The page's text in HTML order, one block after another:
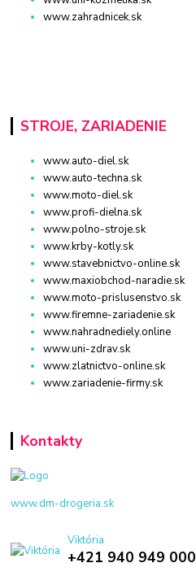
www.zahradnicek.sk
STROJE, ZARIADENIE
www.auto-diel.sk
www.auto-techna.sk
www.moto-diel.sk
www.profi-dielna.sk
www.polno-stroje.sk
www.krby-kotly.sk
www.stavebnictvo-online.sk
www.maxiobchod-naradie.sk
www.moto-prislusenstvo.sk
www.firemne-zariadenie.sk
www.nahradnediely.online
www.uni-zdrav.sk
www.zlatnictvo-online.sk
www.zariadenie-firmy.sk
Kontakty
www.dm-drogeria.sk
Viktória
+421 940 949 000